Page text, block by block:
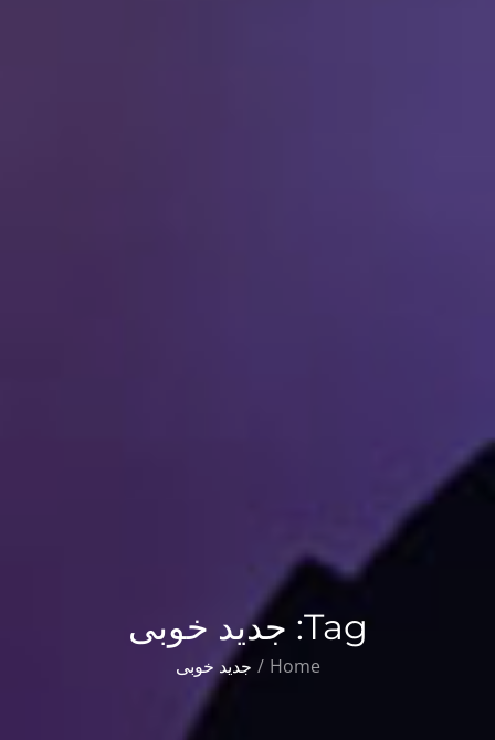
Tag: جدید خوبی
Home جدید خوبی